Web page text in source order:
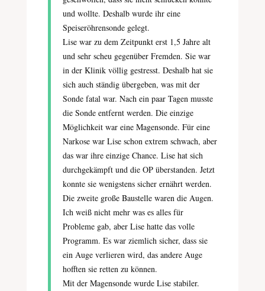
und wollte. Deshalb wurde ihr eine
Speiseröhrensonde gelegt.
Lise war zu dem Zeitpunkt erst 1,5 Jahre alt
und sehr scheu gegenüber Fremden. Sie war
in der Klinik völlig gestresst. Deshalb hat sie
sich auch ständig übergeben, was mit der
Sonde fatal war. Nach ein paar Tagen musste
die Sonde entfernt werden. Die einzige
Möglichkeit war eine Magensonde. Für eine
Narkose war Lise schon extrem schwach, aber
das war ihre einzige Chance. Lise hat sich
durchgekämpft und die OP überstanden. Jetzt
konnte sie wenigstens sicher ernährt werden.
Die zweite große Baustelle waren die Augen.
Ich weiß nicht mehr was es alles für
Probleme gab, aber Lise hatte das volle
Programm. Es war ziemlich sicher, dass sie
ein Auge verlieren wird, das andere Auge
hofften sie retten zu können.
Mit der Magensonde wurde Lise stabiler.